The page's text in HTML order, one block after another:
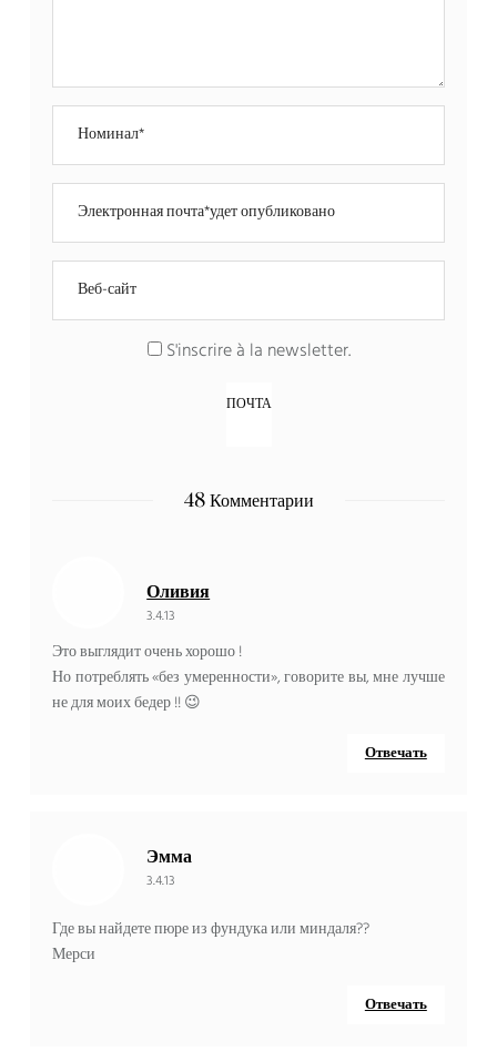
S'inscrire à la newsletter.
48 Комментарии
Оливия
3.4.13
Это выглядит очень хорошо !
Но потреблять «без умеренности», говорите вы, мне лучше
не для моих бедер !! 😉
Отвечать
Эмма
3.4.13
Где вы найдете пюре из фундука или миндаля??
Мерси
Отвечать